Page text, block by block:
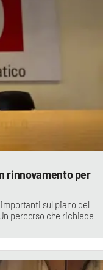
rinnovamento per
sul piano del
percorso che richiede